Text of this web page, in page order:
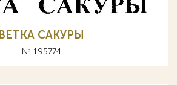
ВЕТКА САКУРЫ
№ 195774